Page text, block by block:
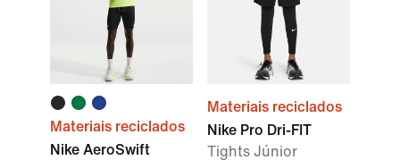
Materiais reciclados
Nike AeroSwift
Materiais reciclados
Nike Pro Dri-FIT
Tights Júnior